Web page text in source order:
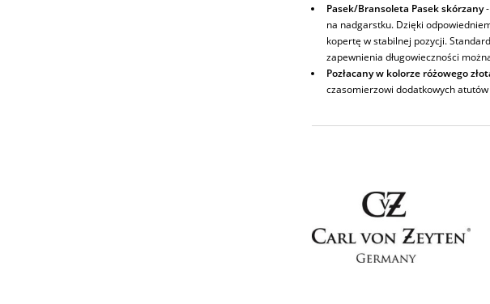
Pasek/Bransoleta Pasek skórzany-
na nadgarstku. Dzięki
kopertę w stabilnej pozycji.
zapewnienia długowieczności
Pozłacany w kolorze różowego
czasomierzowi dodatkowych